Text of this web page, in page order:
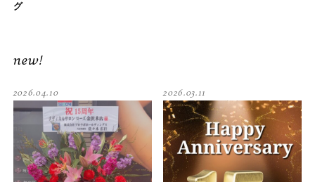
グ
new!
2026.04.10 2026.03.11